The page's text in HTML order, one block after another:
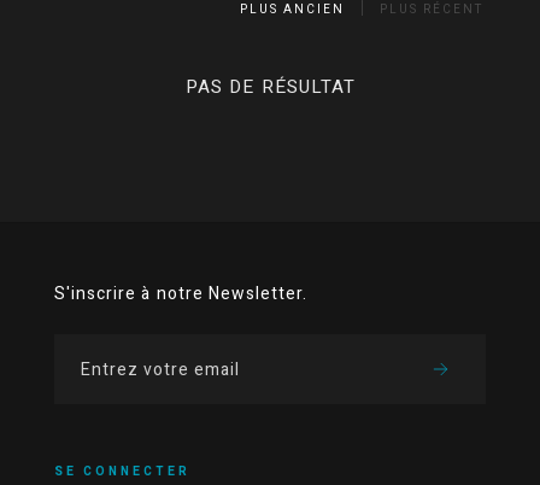
PLUS ANCIEN PLUS RÉCENT
PAS DE RÉSULTAT
S'inscrire à notre Newsletter.
SE CONNECTER